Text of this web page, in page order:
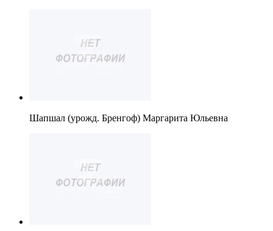
Шапшал (урожд. Бренгоф) Маргарита Юльевна